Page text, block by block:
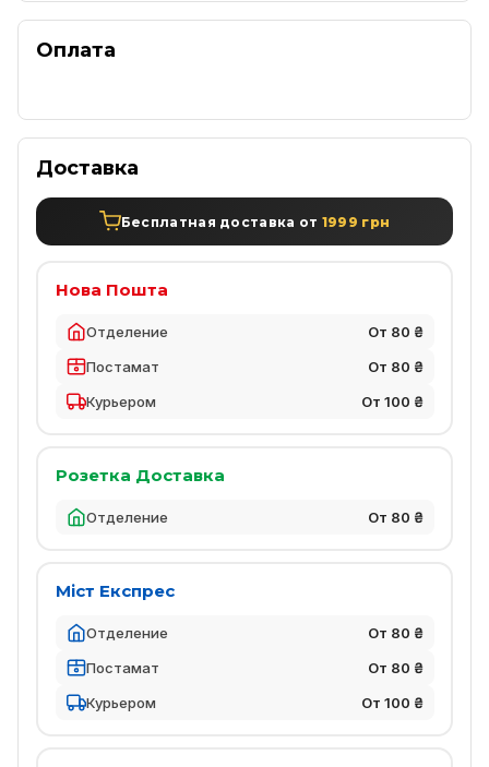
Оплата
Доставка
Бесплатная доставка от 1999 грн
Нова Пошта
Отделение
От 80 ₴
Постамат
От 80 ₴
Курьером
От 100 ₴
Розетка Доставка
Отделение От 80 ₴
Міст Експрес
Отделение
От 80 ₴
Постамат
От 80 ₴
Курьером
От 100 ₴